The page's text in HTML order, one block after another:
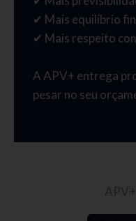
✔ Mais equilíbrio
✔ Mais respeito
A APV+ entrega
pesar no seu